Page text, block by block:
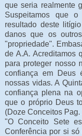
que seria realmente
Suspeitamos que o
resultado deste
danos que os
"propriedade".
de A.A. Acreditamos
para proteger nosso
confiança em
nossas vidas. A
confiança plena na
que o próprio Deus
(Doze Conceitos
"O Conceito Sete
Conferência por si